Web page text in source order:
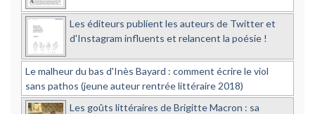
Les éditeurs publient les auteurs de Twitter et
d'Instagram influents et relancent la poésie !
Le malheur du bas d'Inès Bayard : comment écrire le viol
sans pathos (jeune auteur rentrée littéraire 2018)
Les goûts littéraires de Brigitte Macron : sa